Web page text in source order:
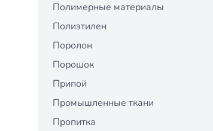
Полимерные материалы
Полиэтилен
Поролон
Порошок
Припой
Промышленные ткани
Пропитка